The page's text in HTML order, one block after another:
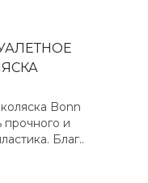
Bonn
прочного и
Благ..